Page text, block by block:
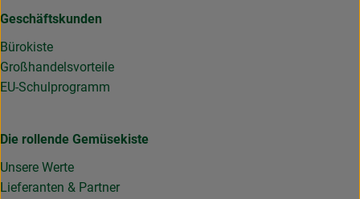
Geschäftskunden
Bürokiste
Großhandelsvorteile
EU-Schulprogramm
Die rollende Gemüsekiste
Unsere Werte
Lieferanten & Partner